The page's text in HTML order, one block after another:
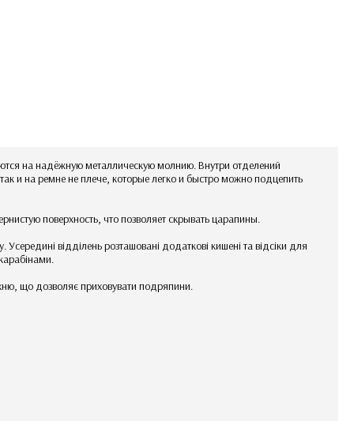
на надёжную металлическую молнию. Внутри отделений
и на ремне не плече, которые легко и быстро можно подцепить
поверхность, что позволяет скрывать царапины.
відділень розташовані додаткові кишені та відсіки для
що дозволяє приховувати подряпини.